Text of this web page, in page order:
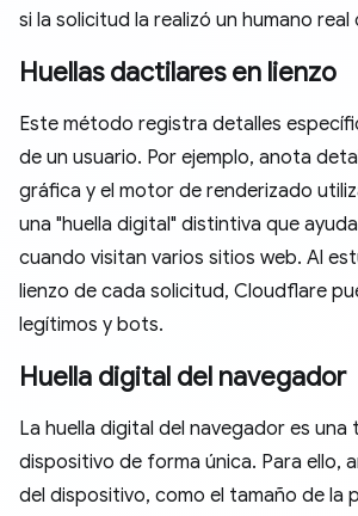
si la solicitud la realizó un humano real
Huellas dactilares en lienzo
Este método registra detalles
de un usuario. Por ejemplo, anota
gráfica y el motor de renderizado
una "huella digital" distintiva que
cuando visitan varios sitios web. Al
lienzo de cada solicitud, Cloudflare
legítimos y bots.
Huella digital del navegador
La huella digital del navegador es
dispositivo de forma única. Para ello,
del dispositivo, como el tamaño de la